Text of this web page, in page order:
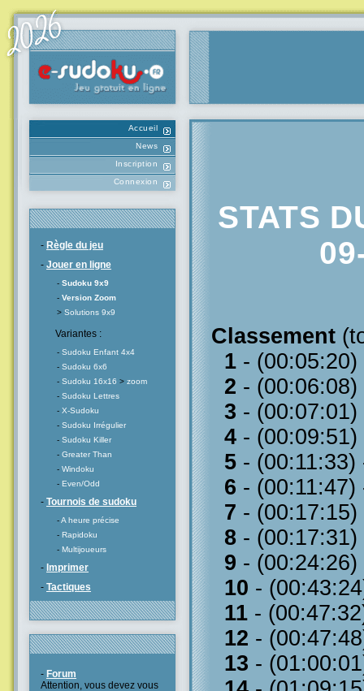
Accueil
News
Inscription
Connexion
- Règle du jeu
- Jouer en ligne
- Sudoku 9x9
- Version Zoom
> Solutions 9x9
Variantes :
- Sudoku Enfant 4x4
- Sudoku 6x6
- Sudoku 16x16 > zoom
- Sudoku Lettres
- X-Sudoku
- Sudoku Irrégulier
- Sudoku Killer
- Greater Than
- Windoku
- Even/Odd
- Tournois de sudoku
-A heure précise
- Rapidoku
- Multijoueurs
- Imprimer
- Tactiques
- Forum
Attention, vous devez vous
STATS
Classement
1 -
2 -
3 -
4 -
5 -
6 -
7 -
8 -
9 -
10 -
11 -
12 -
13 -